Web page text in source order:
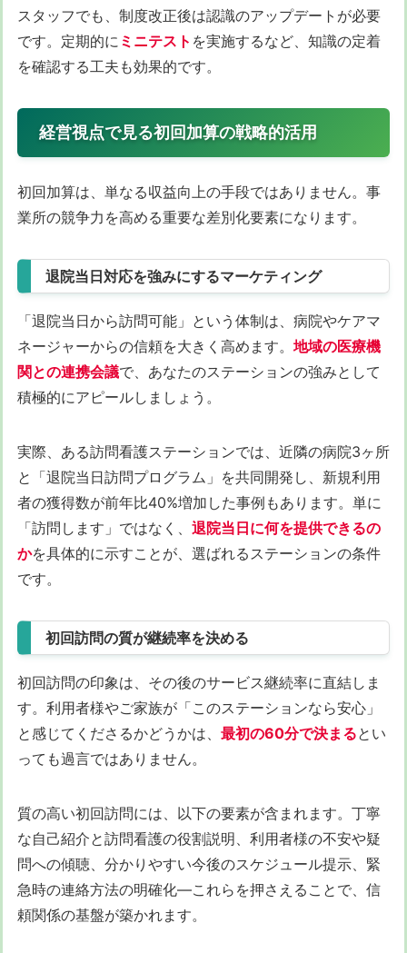
スタッフでも、制度改正後は認識のアップデートが必要
です。定期的に ミニテスト を実施するなど、知識の定着
を確認する工夫も効果的です。
経営視点で見る初回加算の戦略的活用
初回加算は、単なる収益向上の手段ではありません。事
業所の競争力を高める重要な差別化要素になります。
退院当日対応を強みにするマーケティング
「退院当日から訪問可能」という体制は、病院やケアマ
ネージャーからの信頼を大きく高めます。 地域の医療機
関との連携会議で、あなたのステーションの強みとして
積極的にアピールしましょう。
実際、ある訪問看護ステーションでは、近隣の病院3ヶ所
と「退院当日訪問プログラム」を共同開発し、新規利用
者の獲得数が前年比40%増加した事例もあります。単に
「訪問します」ではなく、 退院当日に何を提供できるの
かを具体的に示すことが、選ばれるステーションの条件
です。
初回訪問の質が継続率を決める
初回訪問の印象は、その後のサービス継続率に直結しま
す。利用者様やご家族が「このステーションなら安心」
と感じてくださるかどうかは、 最初の60分で決まるとい
っても過言ではありません。
質の高い初回訪問には、以下の要素が含まれます。丁寧
な自己紹介と訪問看護の役割説明、利用者様の不安や疑
問への傾聴、分かりやすい今後のスケジュール提示、緊
急時の連絡方法の明確化—これらを押さえることで、信
頼関係の基盤が築かれます。